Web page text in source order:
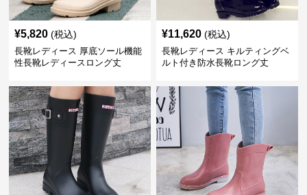
¥5,820 (税込)
長靴レディース 厚底ソール機能
性長靴レディースロング丈
¥11,620 (税込)
長靴レディース キルティングベ
ルト付き防水長靴ロング丈